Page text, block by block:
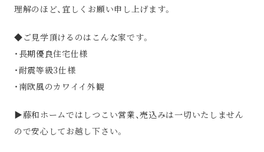
理解のほど、宜しくお願い申し上げます。
◆ご見学頂けるのはこんな家です。
・長期優良住宅仕様
・耐震等級3仕様
・南欧風のカワイイ外観
▶︎藤和ホームではしつこい営業、売込みは一切いたしません
ので安心してお越し下さい。